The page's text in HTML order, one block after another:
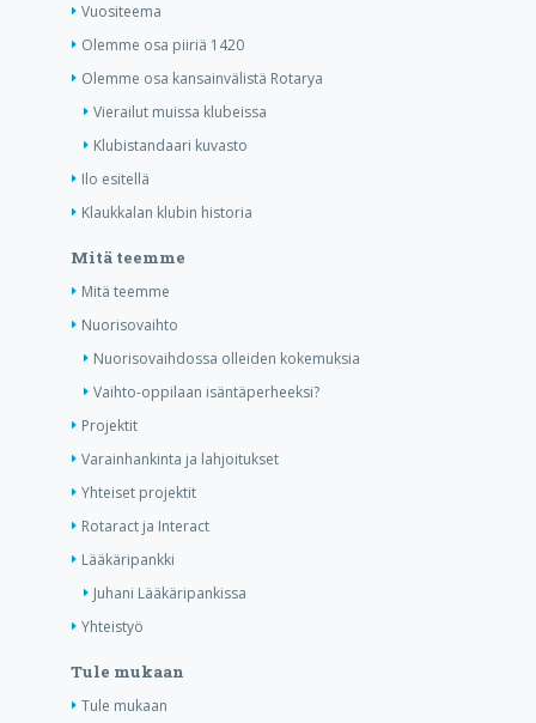
Vuositeema
Olemme osa piiriä 1420
Olemme osa kansainvälistä Rotarya
Vierailut muissa klubeissa
Klubistandaari kuvasto
Ilo esitellä
Klaukkalan klubin historia
Mitä teemme
Mitä teemme
Nuorisovaihto
Nuorisovaihdossa olleiden kokemuksia
Vaihto-oppilaan isäntäperheeksi?
Projektit
Varainhankinta ja lahjoitukset
Yhteiset projektit
Rotaract ja Interact
Lääkäripankki
Juhani Lääkäripankissa
Yhteistyö
Tule mukaan
Tule mukaan